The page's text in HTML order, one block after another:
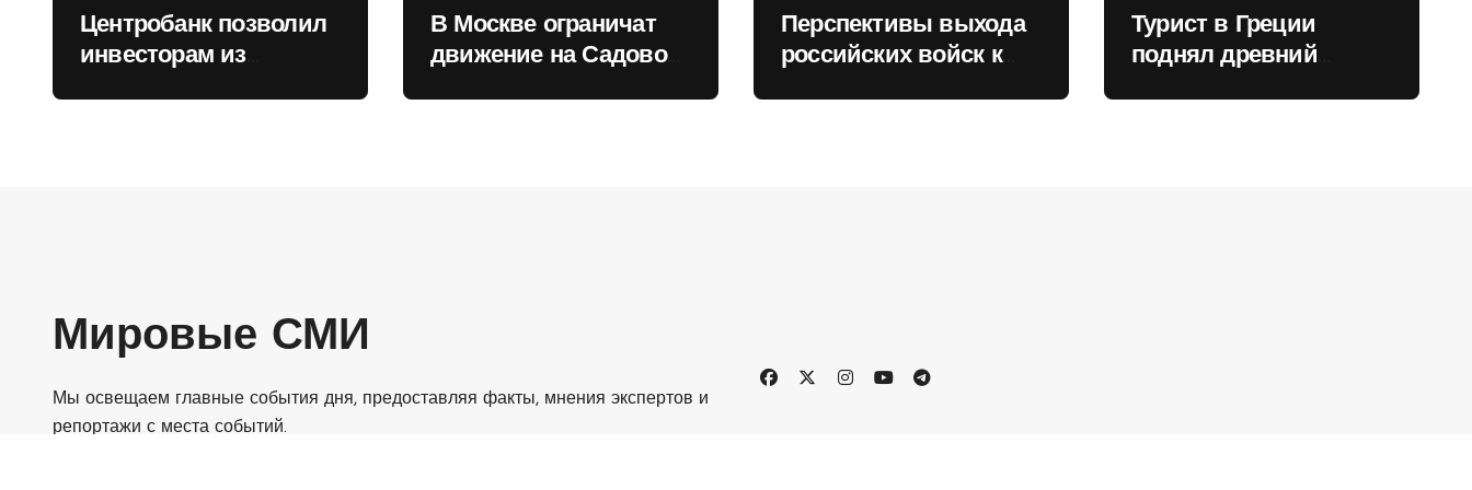
Центробанк позволил
инвесторам из
В Москве ограничат
движение на Садовом
Перспективы выхода
российских войск к
Турист в Греции
поднял древний
Мировые СМИ
Мы освещаем главные события дня, предоставляя факты, мнения экспертов и
репортажи с места событий.